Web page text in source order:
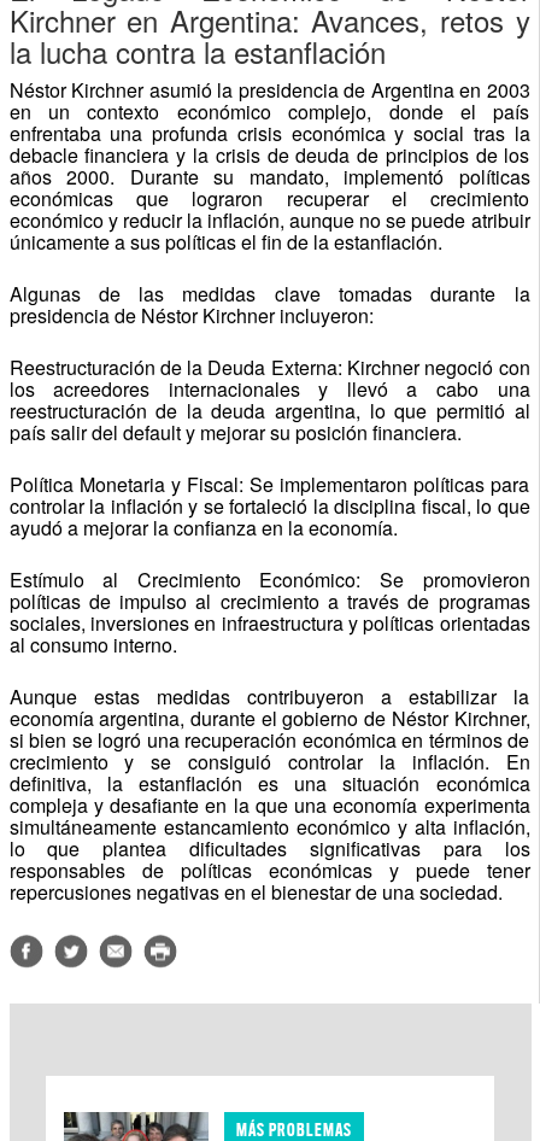
Kirchner en Argentina: Avances, retos y
la lucha contra la estanflación
Néstor Kirchner asumió la presidencia de Argentina en 2003
en un contexto económico complejo, donde el país
enfrentaba una profunda crisis económica y social tras la
debacle financiera y la crisis de deuda de principios de los
años 2000. Durante su mandato, implementó políticas
económicas que lograron recuperar el crecimiento
económico y reducir la inflación, aunque no se puede atribuir
únicamente a sus políticas el fin de la estanflación.
Algunas de las medidas clave tomadas durante la
presidencia de Néstor Kirchner incluyeron:
Reestructuración de la Deuda Externa: Kirchner negoció con
los acreedores internacionales y llevó a cabo una
reestructuración de la deuda argentina, lo que permitió al
país salir del default y mejorar su posición financiera.
Política Monetaria y Fiscal: Se implementaron políticas para
controlar la inflación y se fortaleció la disciplina fiscal, lo que
ayudó a mejorar la confianza en la economía.
Estímulo al Crecimiento Económico: Se promovieron
políticas de impulso al crecimiento a través de programas
sociales, inversiones en infraestructura y políticas orientadas
al consumo interno.
Aunque estas medidas contribuyeron a estabilizar la
economía argentina, durante el gobierno de Néstor Kirchner,
si bien se logró una recuperación económica en términos de
crecimiento y se consiguió controlar la inflación. En
definitiva, la estanflación es una situación económica
compleja y desafiante en la que una economía experimenta
simultáneamente estancamiento económico y alta inflación,
lo que plantea dificultades significativas para los
responsables de políticas económicas y puede tener
repercusiones negativas en el bienestar de una sociedad.
MÁS PROBLEMAS